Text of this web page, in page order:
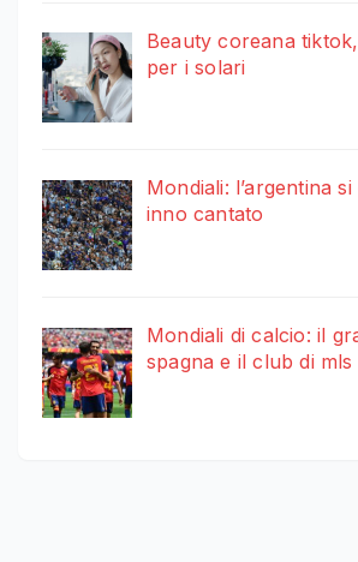
Beauty coreana
per i solari
Mondiali: l’argentina
inno cantato
Mondiali di calcio: il
spagna e il club di mls